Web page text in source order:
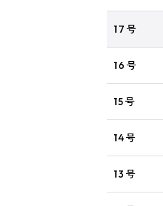
17号
16号
15号
14号
13号